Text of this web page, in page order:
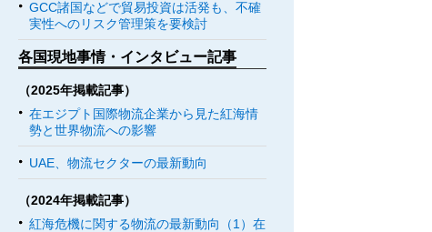
GCC諸国などで貿易投資は活発も、不確
実性へのリスク管理策を要検討
各国現地事情・インタビュー記事
（2025年掲載記事）
在エジプト国際物流企業から見た紅海情
勢と世界物流への影響
UAE、物流セクターの最新動向
（2024年掲載記事）
紅海危機に関する物流の最新動向（1）在